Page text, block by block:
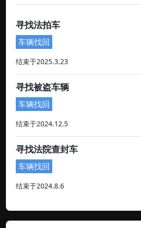
寻找法拍车
车辆找回
结束于2025.3.23
寻找被盗车辆
车辆找回
结束于2024.12.5
寻找法院查封车
车辆找回
结束于2024.8.6